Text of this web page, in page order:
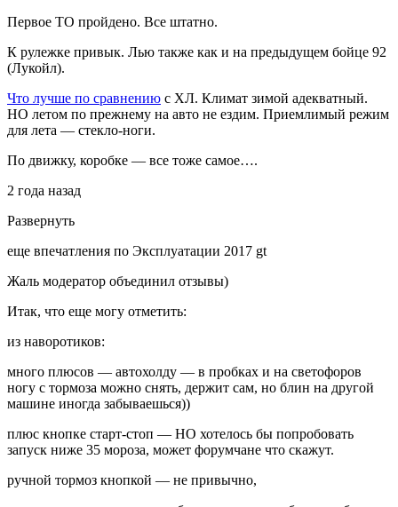
Первое ТО пройдено. Все штатно.
К рулежке привык. Лью также как и на предыдущем бойце 92
(Лукойл).
Что лучше по сравнению с ХЛ. Климат зимой адекватный.
НО летом по прежнему на авто не ездим. Приемлимый режим
для лета — стекло-ноги.
По движку, коробке — все тоже самое….
2 года назад
Развернуть
еще впечатления по Эксплуатации 2017 gt
Жаль модератор объединил отзывы)
Итак, что еще могу отметить:
из наворотиков:
много плюсов — автохолду — в пробках и на светофоров
ногу с тормоза можно снять, держит сам, но блин на другой
машине иногда забываешься))
плюс кнопке старт-стоп — НО хотелось бы попробовать
запуск ниже 35 мороза, может форумчане что скажут.
ручной тормоз кнопкой — не привычно,